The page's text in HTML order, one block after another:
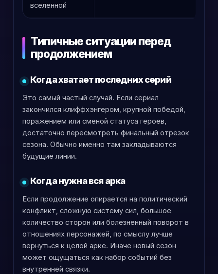
вселенной
Типичные ситуации перед
продолжением
Когда хватает последних серий
Это самый частый случай. Если сериал
закончился клиффхэнгером, крупной победой,
поражением или сменой статуса героев,
достаточно пересмотреть финальный отрезок
сезона. Обычно именно там закладываются
будущие линии.
Когда нужна вся арка
Если продолжение опирается на политический
конфликт, сложную систему сил, большое
количество сторон или болезненный поворот в
отношениях персонажей, по смыслу лучше
вернуться к целой арке. Иначе новый сезон
может ощущаться как набор событий без
внутренней связки.